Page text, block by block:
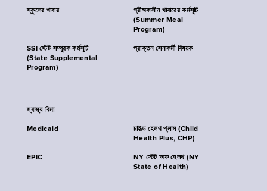
স্কুলের খাবার
গ্রীষ্মকালীন খাবারের কর্মসূচি
(Summer Meal
Program)
SSI স্টেট সম্পূরক কর্মসূচি
(State Supplemental
Program)
প্রাক্তন সেনাকর্মী বিষয়ক
স্বাস্থ্য বিমা
Medicaid
চাইল্ড হেলথ প্লাস (Child
Health Plus, CHP)
EPIC
NY স্টেট অফ হেলথ (NY
State of Health)